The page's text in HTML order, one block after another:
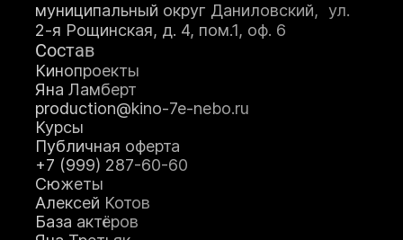
муниципальный округ Даниловский, ул.
2-я Рощинская, д. 4, пом.1, оф. 6
Состав
Кинопроекты
Яна Ламберт
production@kino-7e-nebo.ru
Курсы
Публичная оферта
+7 (999) 287-60-60
Сюжеты
Алексей Котов
База актёров